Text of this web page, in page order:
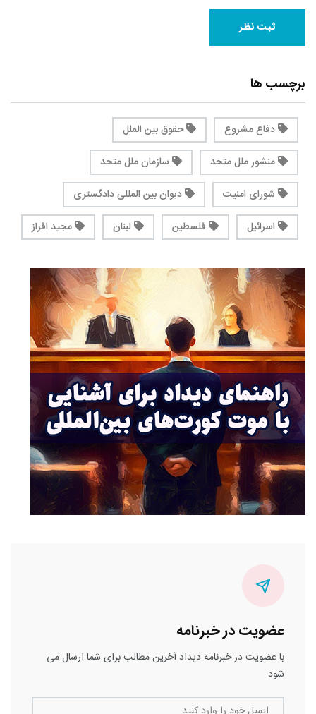
برچسب ها
دفاع مشروع
حقوق بین الملل
منشور ملل متحد
سازمان ملل متحد
شورای امنیت
دیوان بین المللی دادگستری
اسرائیل
فلسطین لبنان مجید افراز
عضویت در خبرنامه
با عضویت در خبرنامه دیداد آخرین مطالب برای شما ارسال می
شود